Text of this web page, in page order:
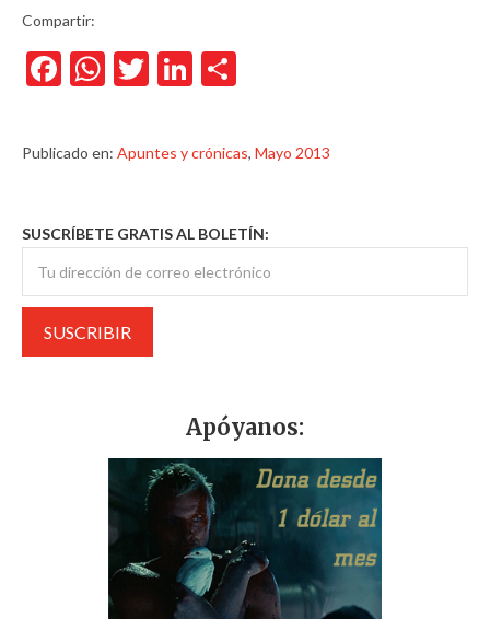
Compartir:
Facebook
WhatsApp
TwitterLinkedIn
Publicado en: Apuntes y crónicas, Mayo 2013
SUSCRÍBETE GRATIS AL BOLETÍN:
Apóyanos: